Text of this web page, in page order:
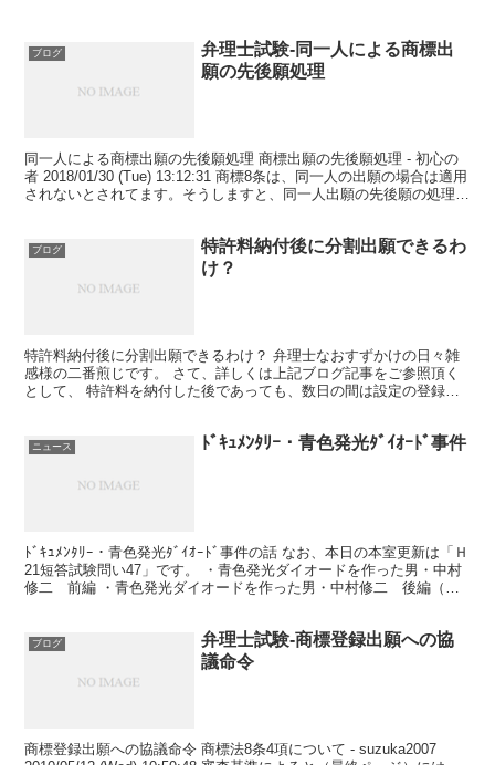
ブログ
弁理士試験-同一人による商標出
願の先後願処理
同一人による商標出願の先後願処理 商標出願の先後願処理 - 初心の
者 2018/01/30 (Tue) 13:12:31 商標8条は、同一人の出願の場合は適用
されないとされてます。そうしますと、同一人出願の先後願の処理
ブログ
特許料納付後に分割出願できるわ
け？
特許料納付後に分割出願できるわけ？ 弁理士なおすずかけの日々雑
感様の二番煎じです。 さて、詳しくは上記ブログ記事をご参照頂く
として、 特許料を納付した後であっても、数日の間は設定の登録が
ニュース ﾄﾞｷｭﾒﾝﾀﾘｰ・青色発光ﾀﾞｲｵｰﾄﾞ事件
ﾄﾞｷｭﾒﾝﾀﾘｰ・青色発光ﾀﾞｲｵｰﾄﾞ事件の話 なお、本日の本室更新は「Ｈ
21短答試験問い47」です。 ・青色発光ダイオードを作った男・中村
修二 前編 ・青色発光ダイオードを作った男・中村修二 後編（テ
ブログ
弁理士試験-商標登録出願への協
議命令
商標登録出願への協議命令 商標法8条4項について - suzuka2007